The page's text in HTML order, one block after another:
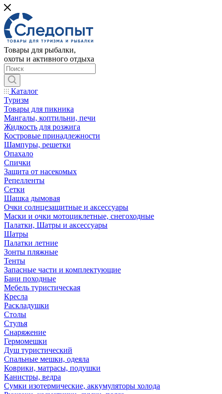
Товары для рыбалки,
охоты и активного отдыха
Каталог
Туризм
Товары для пикника
Мангалы, коптильни, печи
Жидкость для розжига
Костровые принадлежности
Шампуры, решетки
Опахало
Спички
Защита от насекомых
Репелленты
Сетки
Шашка дымовая
Очки солнцезащитные и аксессуары
Маски и очки мотоциклетные, снегоходные
Палатки, Шатры и аксессуары
Шатры
Палатки летние
Зонты пляжные
Тенты
Запасные части и комплектующие
Бани походные
Мебель туристическая
Кресла
Раскладушки
Столы
Стулья
Снаряжение
Гермомешки
Душ туристический
Спальные мешки, одеяла
Коврики, матрасы, подушки
Канистры, ведра
Сумки изотермические, аккумуляторы холода